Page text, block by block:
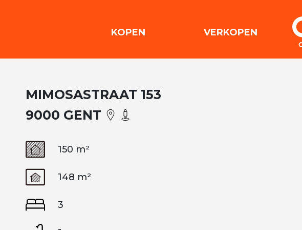
KOPEN VERKOPEN
MIMOSASTRAAT 153
9000 GENT
150 m²
148 m²
3